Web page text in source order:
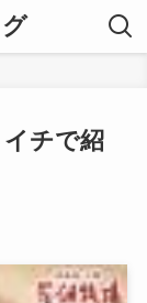
チで紹